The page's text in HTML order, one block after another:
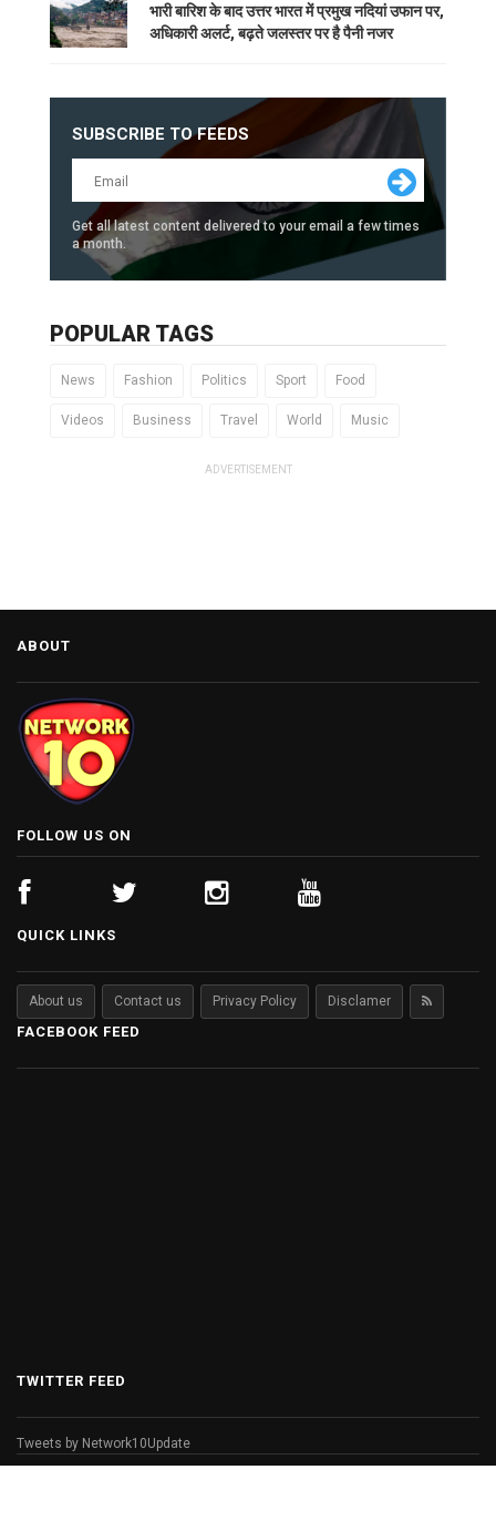
भारी बारिश के बाद उत्तर भारत में प्रमुख नदियां उफान पर,
अधिकारी अलर्ट, बढ़ते जलस्तर पर है पैनी नजर
SUBSCRIBE TO FEEDS
Get all latest content delivered to your email a few times
a month.
POPULAR TAGS
News Fashion Politics Sport Food
Videos Business Travel World Music
ADVERTISEMENT
ABOUT
FOLLOW US ON
QUICK LINKS
About us Contact us Privacy Policy Disclamer
FACEBOOK FEED
TWITTER FEED
Tweets by Network10Update